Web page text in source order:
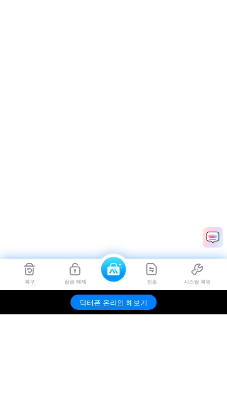
복구 잠금 해제 전송 시스팀 복원
닥터폰 온라인 해보기